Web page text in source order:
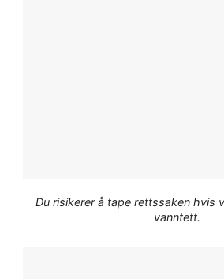
Du risikerer å tape rettssaken hvis
vanntett.